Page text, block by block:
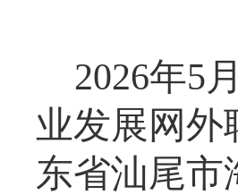
2026年5
业发展网外
东省汕尾